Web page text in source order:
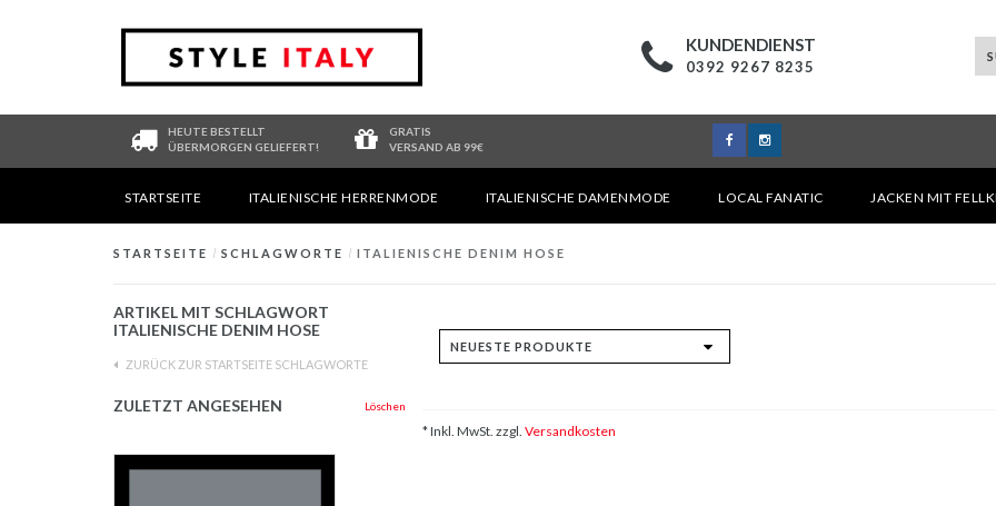
KUNDENDIENST
0392 9267 8235
HEUTE BESTELLT
ÜBERMORGEN GELIEFERT!
GRATIS
VERSAND AB 99€
STARTSEITE ITALIENISCHE HERRENMODE ITALIENISCHE DAMENMODE LOCAL FANATIC JACKEN MIT
STARTSEITE / SCHLAGWORTE / ITALIENISCHE DENIM HOSE
ARTIKEL MIT SCHLAGWORT
ITALIENISCHE DENIM HOSE
ZURÜCK ZUR STARTSEITE SCHLAGWORTE
ZULETZT ANGESEHEN Löschen
* Inkl. MwSt. zzgl. Versandkosten